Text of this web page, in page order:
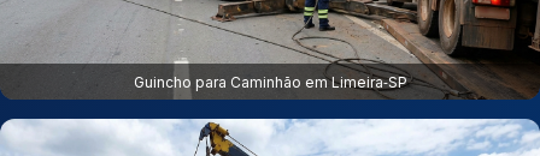
Guincho para Caminhão em Limeira‑SP